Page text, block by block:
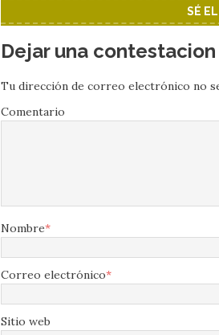
SÉ
Dejar una contestacion
Tu dirección de correo electrónico no
Comentario
Nombre*
Correo electrónico*
Sitio web